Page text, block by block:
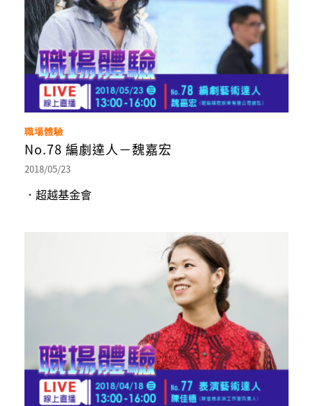
職場體驗
No.78 編劇達人－魏嘉宏
2018/05/23
．超越基金會